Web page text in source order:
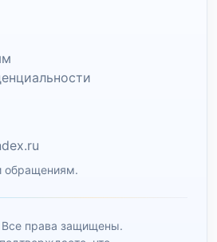
обращениям.
права защищены.